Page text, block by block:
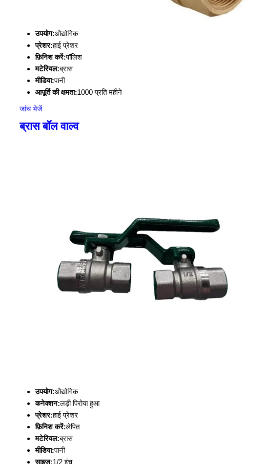
उपयोग:औद्योगिक
प्रेशर:हाई प्रेशर
फ़िनिश करें:पॉलिश
मटेरियल:ब्रास
मीडिया:पानी
आपूर्ति की क्षमता:1000 प्रति महीने
जांच भेजें
ब्रास बॉल वाल्व
उपयोग:औद्योगिक
कनेक्शन:लड़ी पिरोया हुआ
प्रेशर:हाई प्रेशर
फ़िनिश करें:लेपित
मटेरियल:ब्रास
मीडिया:पानी
साइज:1/2 इंच